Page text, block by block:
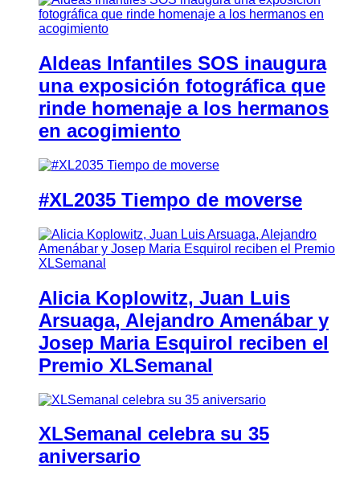
Aldeas Infantiles SOS inaugura
una exposición fotográfica que
rinde homenaje a los hermanos
en acogimiento
#XL2035 Tiempo de moverse
Alicia Koplowitz, Juan Luis
Arsuaga, Alejandro Amenábar y
Josep Maria Esquirol reciben el
Premio XLSemanal
XLSemanal celebra su 35
aniversario